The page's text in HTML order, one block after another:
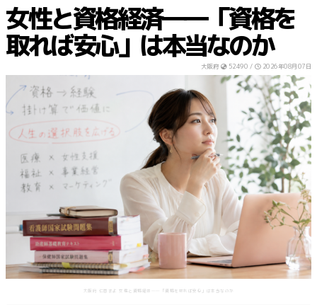
女性と資格経済――「資格を
取れば安心」は本当なのか
大阪府 52490 / 2026年08月07日
大阪府 仁蓉まよ 女性と資格経済――「資格を取れば安心」は本当なのか